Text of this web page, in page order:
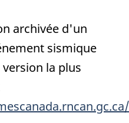
archivée d'un
sismique
la plus